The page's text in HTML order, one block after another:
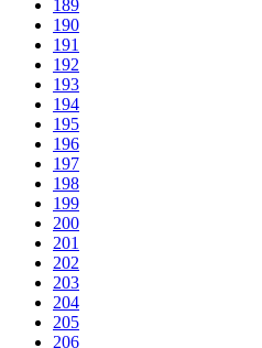
189
190
191
192
193
194
195
196
197
198
199
200
201
202
203
204
205
206